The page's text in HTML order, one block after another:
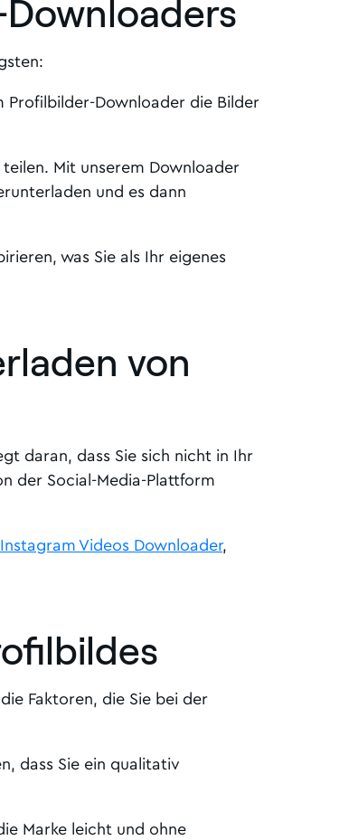
Profilbilder-Downloader die Bilder
Mit unserem Downloader
und es dann
was Sie als Ihr eigenes
von
daran, dass Sie sich nicht in Ihr
der Social-Media-Plattform
Instagram Videos Downloader,
Faktoren, die Sie bei der
dass Sie ein qualitativ
Marke leicht und ohne